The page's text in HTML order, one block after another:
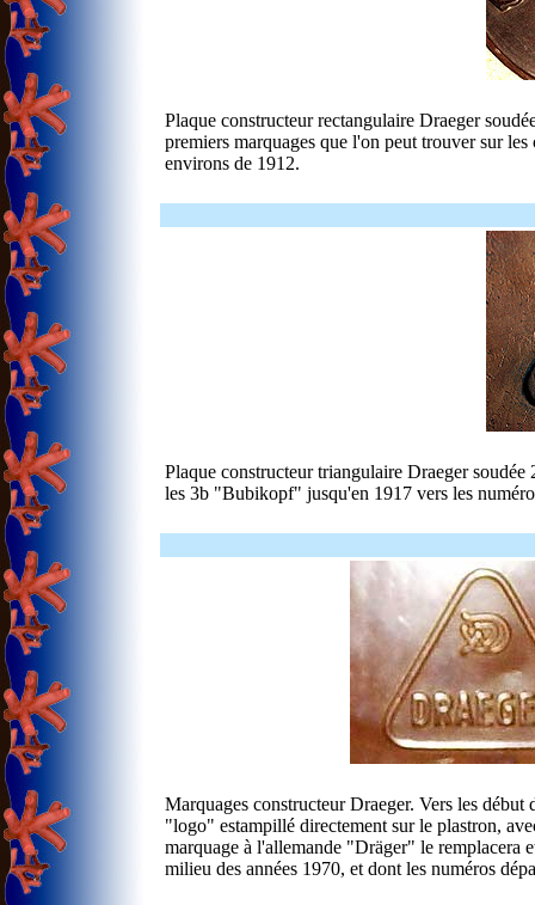
Plaque constructeur rectangulaire Draeger
premiers marquages que l'on peut trouver sur
environs de 1912.
Plaque constructeur triangulaire Draeger soudée
les 3b "Bubikopf" jusqu'en 1917 vers les
Marquages constructeur Draeger. Vers les
"logo" estampillé directement sur le plastron,
marquage à l'allemande "Dräger" le remplacera
milieu des années 1970, et dont les numéros